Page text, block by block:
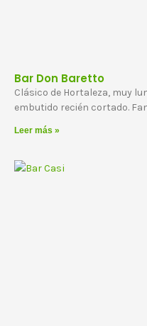
Bar Don Baretto
Clásico de Hortaleza, muy
embutido recién cortado.
Leer más »